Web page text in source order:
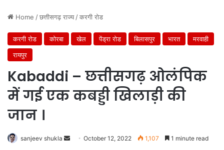
Home /छत्तीसगढ़ राज्य/करगी रोड
करगी रोड कोरबा खेल पेंड्रा रोड बिलासपुर भारत
मरवाही
रायपुर
Kabaddi – छत्तीसगढ़ ओलंपिक
में गई एक कबड्डी खिलाड़ी की
जान ।
sanjeev shukla
SendOctober 12, 2022 1,107 1 minute read